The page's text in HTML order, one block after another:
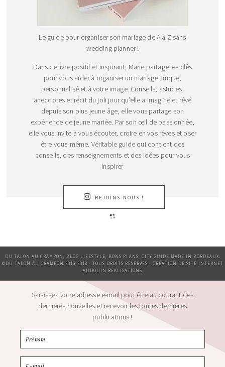
Le guide pour organiser son mariage de A à Z sans
wedding planner !
Dans ce livre positif et inspirant, Marie partage les clés
pour vous aider à organiser un mariage unique,
personnalisé et à votre image. Conseils, astuces,
anecdotes et récit du joli jour qu’elle a imaginé et rêvé
depuis son plus jeune âge, elle vous partage son
expérience de jeune mariée. Par son œil de passionnée,
elle vous invite à vous écouter, croire en vos rêves et oser
être vous-même. Véritable guide qui contient des
conseils, des renseignements et des idées pour vous
inspirer
REJOINS-NOUS !
DU TALON AU CRAMPON, BLOG LIFESTYLE, BONS PLANS, CITY GUIDE MADE IN BORDEAUX.
©DU TALON AU CRAMPON 2015-2018 - TOUS DROITS RÉSERVÉS - CRÉATION DE SITE INTERNET
AUDOUIN RÉALISATIONS
Saisissez votre adresse e-mail pour être au courant des
dernières nouvelles et recevoir les toutes dernières
publications !